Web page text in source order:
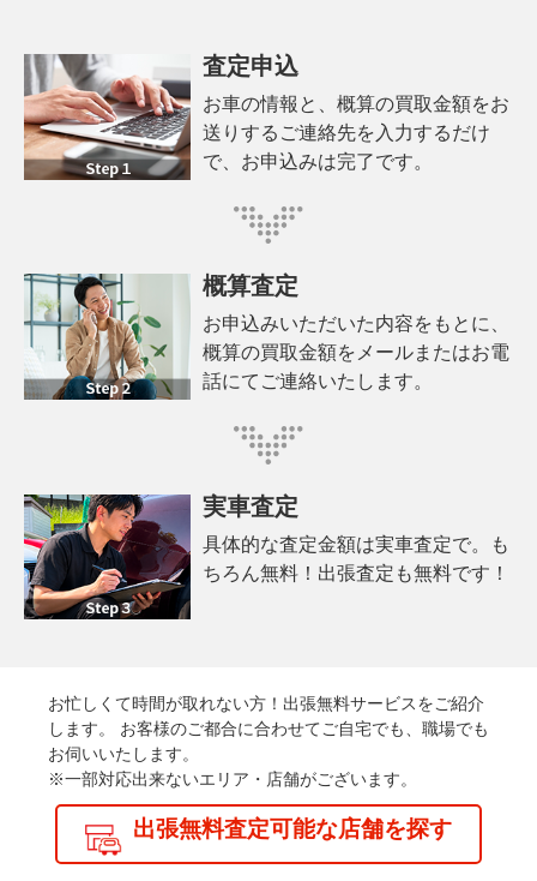
査定申込
お車の情報と、概算の買取金額をお
送りするご連絡先を入力するだけ
で、お申込みは完了です。
概算査定
お申込みいただいた内容をもとに、
概算の買取金額をメールまたはお電
話にてご連絡いたします。
実車査定
具体的な査定金額は実車査定で。も
ちろん無料！出張査定も無料です！
お忙しくて時間が取れない方！出張無料サービスをご紹介
します。
お客様のご都合に合わせてご自宅でも、職場でも
お伺いいたします。
※一部対応出来ないエリア・店舗がございます。
出張無料査定可能な店舗を探す